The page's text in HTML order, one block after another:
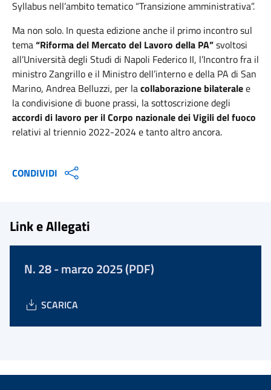
Syllabus nell’ambito tematico “Transizione amministrativa”.
Ma non solo. In questa edizione anche il primo incontro sul
tema“Riforma del Mercato del Lavoro della PA”svoltosi
all’Università degli Studi di Napoli Federico II, l’Incontro fra il
ministro Zangrillo e il Ministro dell’interno e della PA di San
Marino, Andrea Belluzzi, per lacollaborazione bilateralee
la condivisione di buone prassi, la sottoscrizione degli
accordi di lavoro per il Corpo nazionale dei Vigili del fuoco
relativi al triennio 2022-2024 e tanto altro ancora.
CONDIVIDI
Link e Allegati
N. 28 - marzo 2025 (PDF)
SCARICA